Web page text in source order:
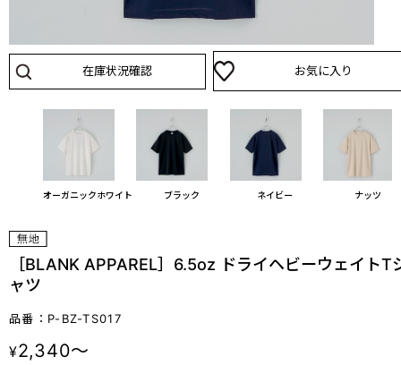
在庫状況確認 お気に入り
オーガニックホワイト ブラック ネイビー ナッツ
［BLANK APPAREL］6.5oz ドライヘビーウェイトT
ャツ
品番：P-BZ-TS017
¥2,340～